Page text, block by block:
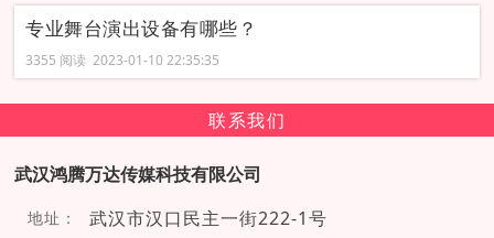
专业舞台演出设备有哪些？
3355 阅读 2023-01-10 22:35:35
联系我们
武汉鸿腾万达传媒科技有限公司
地址： 武汉市汉口民主一街222-1号